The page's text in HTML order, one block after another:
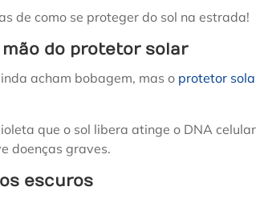
de como se proteger do sol na estrada!
mão do protetor solar
acham bobagem, mas o protetor
que o sol libera atinge o DNA
doenças graves.
escuros